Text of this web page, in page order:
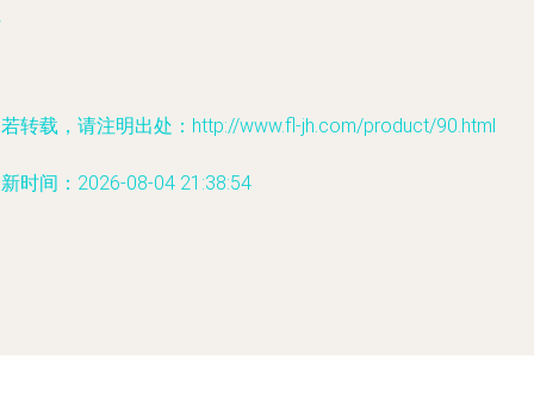
转载，请注明出处：http://www.fl-jh.com/product/90.html
时间：2026-08-04 21:38:54